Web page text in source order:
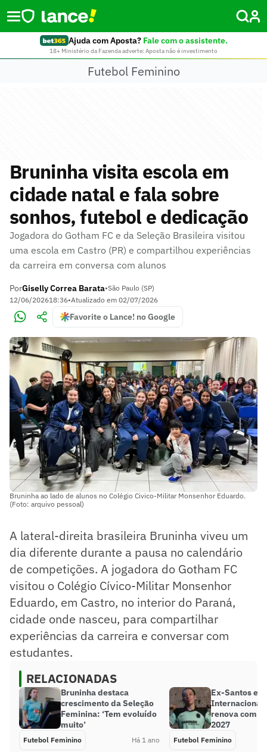
Ajuda com Aposta? Fale com o assistente.
18+ Ministério da Fazenda adverte: Aposta não é investimento
Futebol Feminino
Bruninha visita escola em
cidade natal e fala sobre
sonhos, futebol e dedicação
Jogadora do Gotham FC e da Seleção Brasileira visitou
uma escola em Castro (PR) e compartilhou experiências
da carreira em conversa com alunos
PorGiselly Correa Barata•São Paulo (SP)
12/06/202618:36•Atualizado em 02/07/2026
Favorite o Lance! no Google
Bruninha ao lado de alunos no Colégio Civico-Militar Monsenhor Eduardo.
(Foto: arquivo pessoal)
A lateral-direita brasileira Bruninha viveu um
dia diferente durante a pausa no calendário
de competições. A jogadora do Gotham FC
visitou o Colégio Cívico-Militar Monsenhor
Eduardo, em Castro, no interior do Paraná,
cidade onde nasceu, para compartilhar
experiências da carreira e conversar com
estudantes.
RELACIONADAS
Bruninha destaca
crescimento da Seleção
Feminina: ‘Tem evoluído
muito’
Futebol Feminino Há 1 ano
Ex-Santos e
renova com
2027
Futebol Feminino